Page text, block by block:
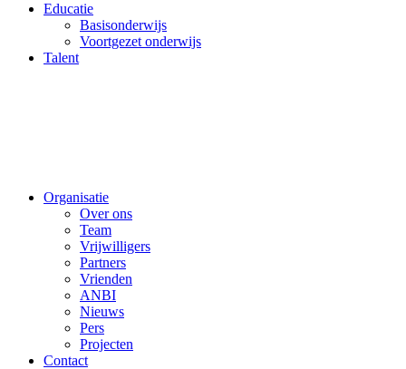
Educatie
Basisonderwijs
Voortgezet onderwijs
Talent
Organisatie
Over ons
Team
Vrijwilligers
Partners
Vrienden
ANBI
Nieuws
Pers
Projecten
Contact